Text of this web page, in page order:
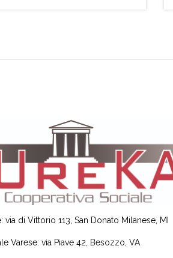
via di Vittorio 113, San Donato Milanese, MI
Varese: via Piave 42, Besozzo, VA